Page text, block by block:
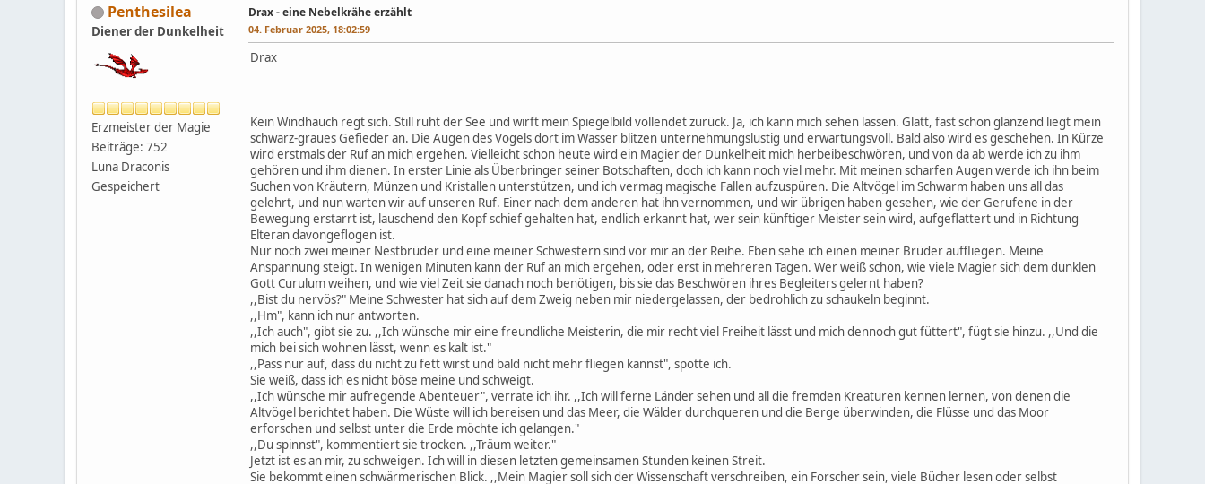
Penthesilea
Diener der Dunkelheit
Erzmeister der Magie
Beiträge: 752
Luna Draconis
Gespeichert
Drax - eine Nebelkrähe erzählt
04. Februar 2025, 18:02:59
Drax
Kein Windhauch regt sich. Still ruht der See und wirft mein Spiegelbild vollendet zurück. Ja, ich kann mich sehen lassen. Glatt, fast schon glänzend liegt mein
schwarz-graues Gefieder an. Die Augen des Vogels dort im Wasser blitzen unternehmungslustig und erwartungsvoll. Bald also wird es geschehen. In Kürze
wird erstmals der Ruf an mich ergehen. Vielleicht schon heute wird ein Magier der Dunkelheit mich herbeibeschwören, und von da ab werde ich zu ihm
gehören und ihm dienen. In erster Linie als Überbringer seiner Botschaften, doch ich kann noch viel mehr. Mit meinen scharfen Augen werde ich ihn beim
Suchen von Kräutern, Münzen und Kristallen unterstützen, und ich vermag magische Fallen aufzuspüren. Die Altvögel im Schwarm haben uns all das
gelehrt, und nun warten wir auf unseren Ruf. Einer nach dem anderen hat ihn vernommen, und wir übrigen haben gesehen, wie der Gerufene in der
Bewegung erstarrt ist, lauschend den Kopf schief gehalten hat, endlich erkannt hat, wer sein künftiger Meister sein wird, aufgeflattert und in Richtung
Elteran davongeflogen ist.
Nur noch zwei meiner Nestbrüder und eine meiner Schwestern sind vor mir an der Reihe. Eben sehe ich einen meiner Brüder auffliegen. Meine
Anspannung steigt. In wenigen Minuten kann der Ruf an mich ergehen, oder erst in mehreren Tagen. Wer weiß schon, wie viele Magier sich dem dunklen
Gott Curulum weihen, und wie viel Zeit sie danach noch benötigen, bis sie das Beschwören ihres Begleiters gelernt haben?
,,Bist du nervös?" Meine Schwester hat sich auf dem Zweig neben mir niedergelassen, der bedrohlich zu schaukeln beginnt.
,,Hm", kann ich nur antworten.
,,Ich auch", gibt sie zu. ,,Ich wünsche mir eine freundliche Meisterin, die mir recht viel Freiheit lässt und mich dennoch gut füttert", fügt sie hinzu. ,,Und die
mich bei sich wohnen lässt, wenn es kalt ist."
,,Pass nur auf, dass du nicht zu fett wirst und bald nicht mehr fliegen kannst", spotte ich.
Sie weiß, dass ich es nicht böse meine und schweigt.
,,Ich wünsche mir aufregende Abenteuer", verrate ich ihr. ,,Ich will ferne Länder sehen und all die fremden Kreaturen kennen lernen, von denen die
Altvögel berichtet haben. Die Wüste will ich bereisen und das Meer, die Wälder durchqueren und die Berge überwinden, die Flüsse und das Moor
erforschen und selbst unter die Erde möchte ich gelangen."
,,Du spinnst", kommentiert sie trocken. ,,Träum weiter."
Jetzt ist es an mir, zu schweigen. Ich will in diesen letzten gemeinsamen Stunden keinen Streit.
Sie bekommt einen schwärmerischen Blick. ,,Mein Magier soll sich der Wissenschaft verschreiben, ein Forscher sein, viele Bücher lesen oder selbst